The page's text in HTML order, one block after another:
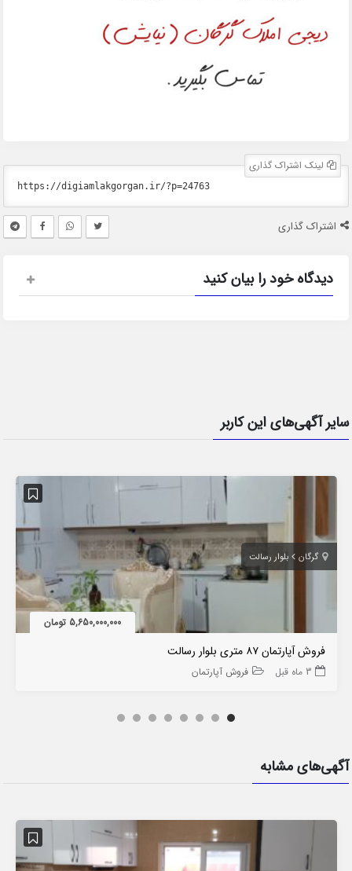
لینک اشتراک گذاری
اشتراک گذاری
دیدگاه خود را بیان کنید
سایر آگهی‌های این کاربر
گرگان بلوار رسالت
5,650,000,000 تومان
فروش آپارتمان ۸۷ متری بلوار رسالت
3 ماه قبل فروش آپارتمان
آگهی‌های مشابه